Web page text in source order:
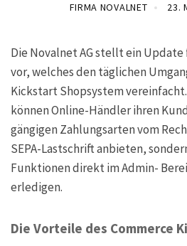
FIRMA NOVALNET 23.
Die Novalnet AG stellt ein
vor, welches den täglichen
Kickstart Shopsystem
können Online-Händler ihren
gängigen Zahlungsarten vom
SEPA-Lastschrift anbieten,
Funktionen direkt im Admin-
erledigen.
Die Vorteile des Commerce